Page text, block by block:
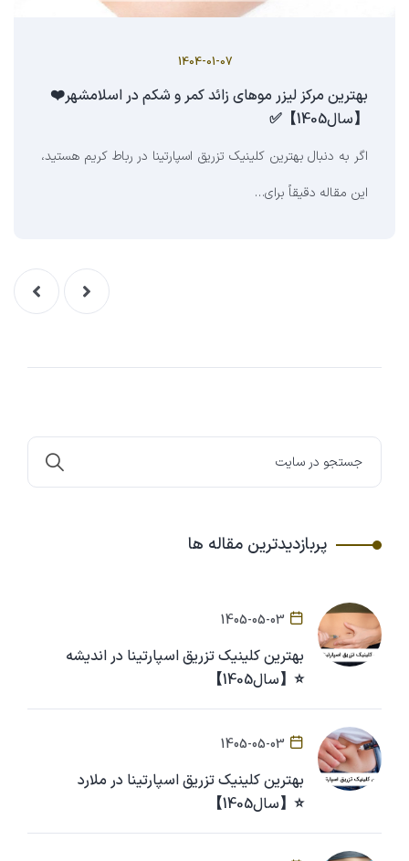
1404-01-07
بهترین مرکز لیزر موهای زائد کمر و شکم در اسلامشهر❤️
【سال1405】✅
اگر به دنبال بهترین کلینیک تزریق اسپارتینا در رباط کریم هستید،
این مقاله دقیقاً برای…
پربازدیدترین مقاله ها
1405-05-03
بهترین کلینیک تزریق اسپارتینا در اندیشه
⭐【سال1405】
1405-05-03
بهترین کلینیک تزریق اسپارتینا در ملارد
⭐【سال1405】